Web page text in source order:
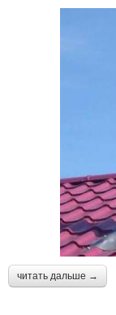
читать дальше →